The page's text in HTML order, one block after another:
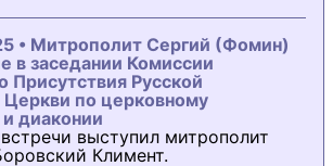
• Митрополит Сергий (Фомин)
в заседании Комиссии
Присутствия Русской
Церкви по церковному
диаконии
выступил митрополит
Климент.